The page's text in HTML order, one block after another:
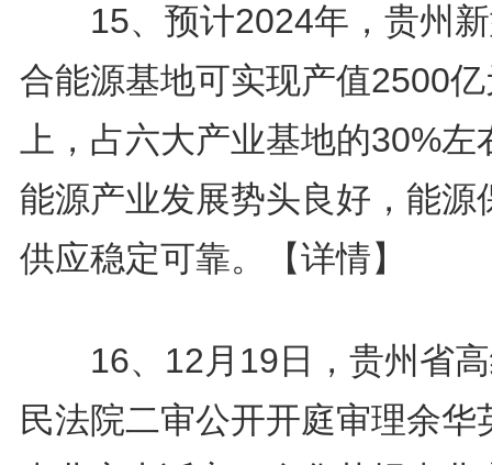
15、预计2024年，贵州新
合能源基地可实现产值2500
上，占六大产业基地的30%左
能源产业发展势头良好，能源
供应稳定可靠。
【详情】
16、12月19日，贵州省高
民法院二审公开开庭审理余华